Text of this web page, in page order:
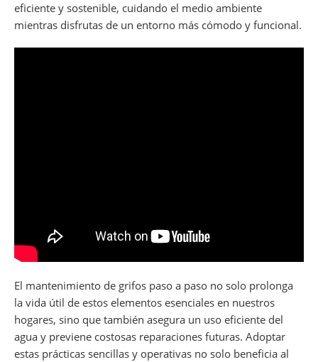
eficiente y sostenible, cuidando el medio ambiente
mientras disfrutas de un entorno más cómodo y funcional.
El mantenimiento de grifos paso a paso no solo prolonga
la vida útil de estos elementos esenciales en nuestros
hogares, sino que también asegura un uso eficiente del
agua y previene costosas reparaciones futuras. Adoptar
estas prácticas sencillas y operativas no solo beneficia al